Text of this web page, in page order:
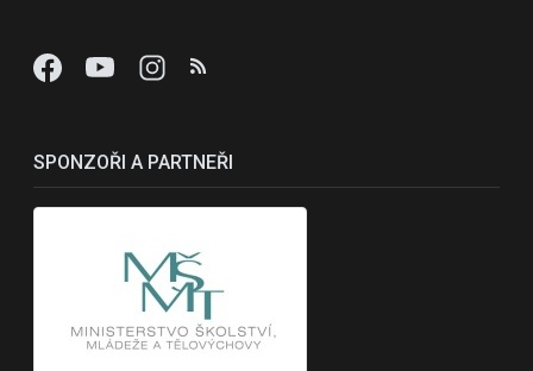
SPONZOŘI A PARTNEŘI